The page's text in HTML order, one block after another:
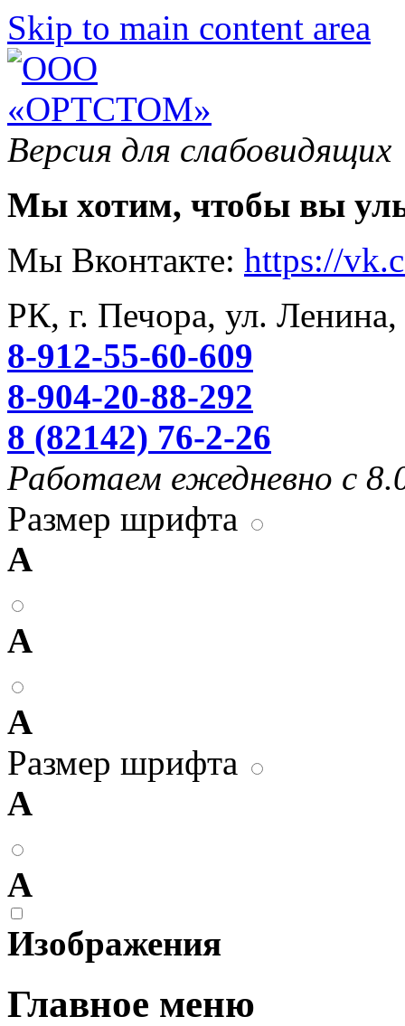
Skip to main content area
Версия для слабовидящих
Мы хотим, чтобы вы
Мы Вконтакте: https://
РК, г. Печора, ул. Ленина,
8-912-55-60-609
8-904-20-88-292
8 (82142) 76-2-26
Работаем ежедневно с
Размер шрифта
А
А
А
Размер шрифта
А
А
Изображения
Главное меню